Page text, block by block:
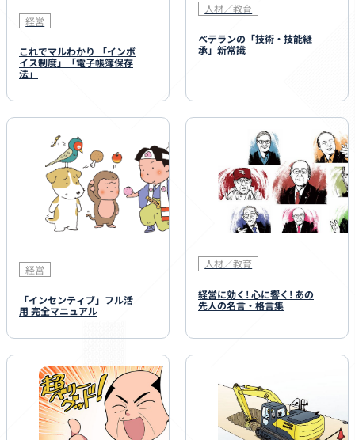
経営
これでマルわかり 「インボ
イス制度」「電子帳簿保存
法」
人材／教育
ベテランの「技術・技能継
承」新常識
経営
「インセンティブ」フル活
用 完全マニュアル
人材／教育
経営に効く! 心に響く! あの
先人の名言・格言集